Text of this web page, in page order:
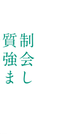
制
会
し